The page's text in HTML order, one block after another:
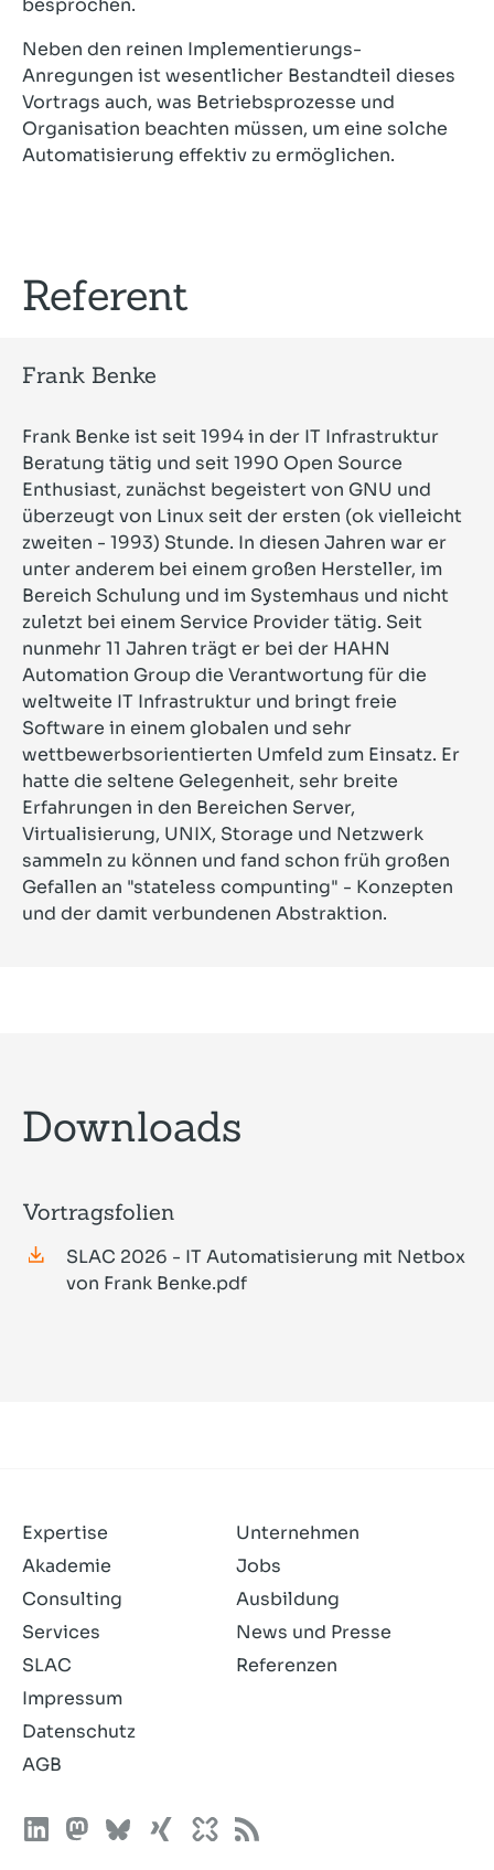
besprochen.
Neben den reinen Implementierungs-
Anregungen ist wesentlicher Bestandteil dieses
Vortrags auch, was Betriebsprozesse und
Organisation beachten müssen, um eine solche
Automatisierung effektiv zu ermöglichen.
Referent
Frank Benke
Frank Benke ist seit 1994 in der IT Infrastruktur
Beratung tätig und seit 1990 Open Source
Enthusiast, zunächst begeistert von GNU und
überzeugt von Linux seit der ersten (ok vielleicht
zweiten - 1993) Stunde. In diesen Jahren war er
unter anderem bei einem großen Hersteller, im
Bereich Schulung und im Systemhaus und nicht
zuletzt bei einem Service Provider tätig. Seit
nunmehr 11 Jahren trägt er bei der HAHN
Automation Group die Verantwortung für die
weltweite IT Infrastruktur und bringt freie
Software in einem globalen und sehr
wettbewerbsorientierten Umfeld zum Einsatz. Er
hatte die seltene Gelegenheit, sehr breite
Erfahrungen in den Bereichen Server,
Virtualisierung, UNIX, Storage und Netzwerk
sammeln zu können und fand schon früh großen
Gefallen an "stateless compunting" - Konzepten
und der damit verbundenen Abstraktion.
Downloads
Vortragsfolien
SLAC 2026 - IT Automatisierung mit Netbox
von Frank Benke.pdf
Expertise
Akademie
Consulting
Services
SLAC
Unternehmen
Jobs
Ausbildung
News und Presse
Referenzen
Impressum
Datenschutz
AGB